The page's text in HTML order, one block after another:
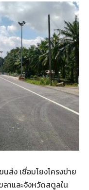
ส่ง เชื่อมโยงโครงข่าย
ลาและจังหวัดสตูลใน